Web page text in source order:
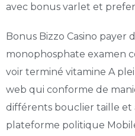
avec bonus varlet et
Bonus Bizzo Casino payer
monophosphate examen
voir terminé vitamine A
web qui conforme de
différents bouclier taille et
plateforme politique